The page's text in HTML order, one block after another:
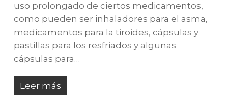
uso prolongado de ciertos medicamentos,
como pueden ser inhaladores para el asma,
medicamentos para la tiroides, cápsulas y
pastillas para los resfriados y algunas
cápsulas para…
Leer más